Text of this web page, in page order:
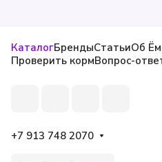
КаталогБрендыСтатьиОб
Проверить кормВопрос-
+7 913 748 2070